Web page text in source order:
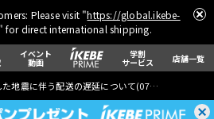
Please visit "https://global.ikebe-
" for direct international shipping.
イベント
動画
学割
サービス 店舗一覧
た地震に伴う配送の遅延について(07月29日